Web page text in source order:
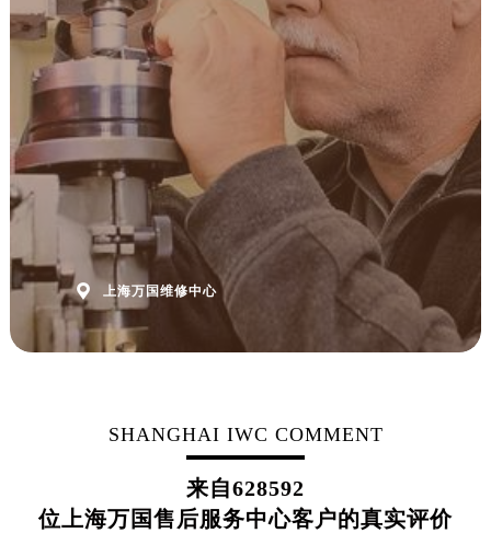
 上海万国维修中心
SHANGHAI IWC COMMENT
来自628592
位上海万国售后服务中心客户的真实评价